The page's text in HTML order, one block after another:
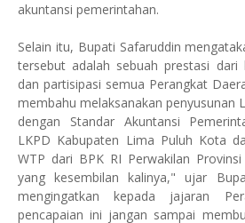
akuntansi pemerintahan.
Selain itu, Bupati Safaruddin
tersebut adalah sebuah prestasi dari
dan partisipasi semua Perangkat
membahu melaksanakan penyusunan
dengan Standar Akuntansi
LKPD Kabupaten Lima Puluh Kota
WTP dari BPK RI Perwakilan
yang kesembilan kalinya," ujar
mengingatkan kepada jajaran
pencapaian ini jangan sampai